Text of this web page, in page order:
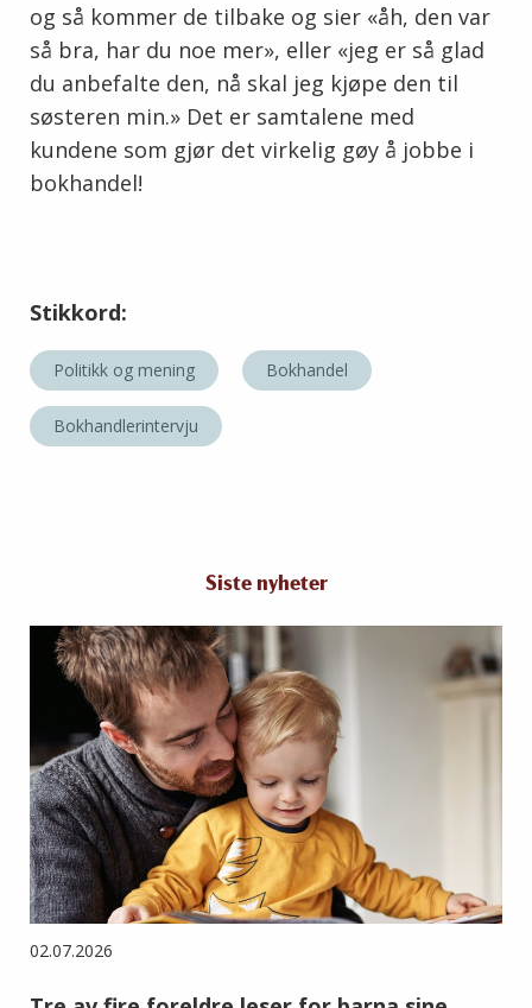
og så kommer de tilbake og sier «åh, den var
så bra, har du noe mer», eller «jeg er så glad
du anbefalte den, nå skal jeg kjøpe den til
søsteren min.» Det er samtalene med
kundene som gjør det virkelig gøy å jobbe i
bokhandel!
Stikkord:
Politikk og mening Bokhandel
Bokhandlerintervju
Siste nyheter
02.07.2026